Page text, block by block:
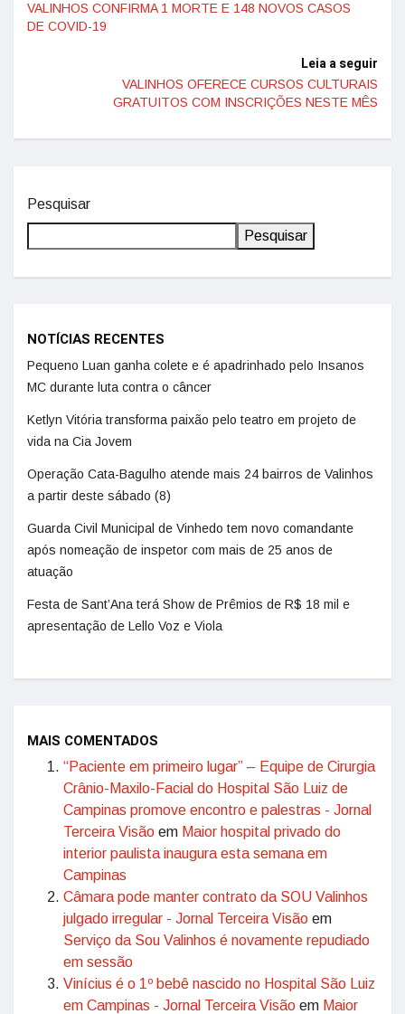
VALINHOS CONFIRMA 1 MORTE E 148 NOVOS CASOS
DE COVID-19
Leia a seguir
VALINHOS OFERECE CURSOS CULTURAIS
GRATUITOS COM INSCRIÇÕES NESTE MÊS
Pesquisar
Pesquisar
NOTÍCIAS RECENTES
Pequeno Luan ganha colete e é apadrinhado pelo Insanos
MC durante luta contra o câncer
Ketlyn Vitória transforma paixão pelo teatro em projeto de
vida na Cia Jovem
Operação Cata-Bagulho atende mais 24 bairros de Valinhos
a partir deste sábado (8)
Guarda Civil Municipal de Vinhedo tem novo comandante
após nomeação de inspetor com mais de 25 anos de
atuação
Festa de Sant’Ana terá Show de Prêmios de R$ 18 mil e
apresentação de Lello Voz e Viola
MAIS COMENTADOS
“Paciente em primeiro lugar” – Equipe de Cirurgia
Crânio-Maxilo-Facial do Hospital São Luiz de
Campinas promove encontro e palestras - Jornal
Terceira Visão em Maior hospital privado do
interior paulista inaugura esta semana em
Campinas
Câmara pode manter contrato da SOU Valinhos
julgado irregular - Jornal Terceira Visão em
Serviço da Sou Valinhos é novamente repudiado
em sessão
Vinícius é o 1º bebê nascido no Hospital São Luiz
em Campinas - Jornal Terceira Visão em Maior